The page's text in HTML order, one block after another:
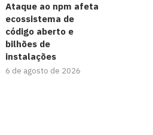
Ataque ao npm afeta
ecossistema de
código aberto e
bilhões de
instalações
6 de agosto de 2026